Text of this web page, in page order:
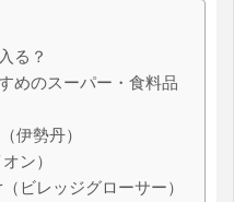
る？
めのスーパー・食料品
伊勢丹）
ン）
ビレッジグローサー）